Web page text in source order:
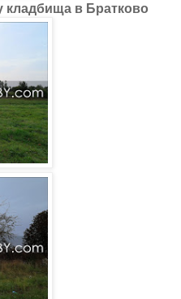
в Братково